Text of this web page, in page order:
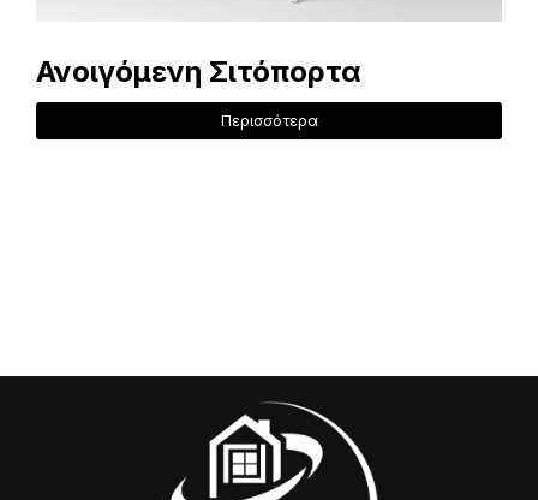
Ανοιγόμενη Σιτόπορτα
Περισσότερα